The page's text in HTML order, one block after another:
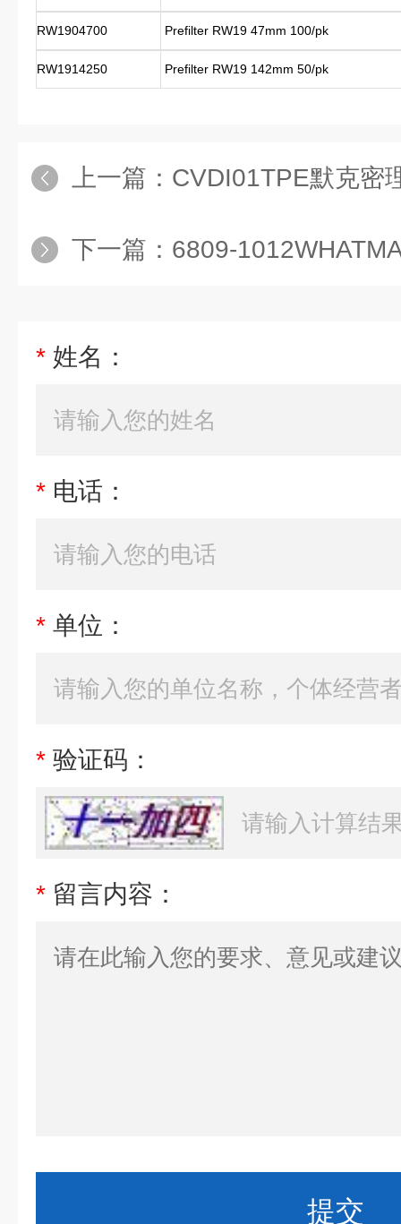
RW1904700 Prefilter RW19 47mm 100/pk
RW1914250 Prefilter RW19 142mm 50/pk
上一篇： CVDI01TPE默克密理博Durapore
下一篇： 6809-1012WHATMAN Ano*0针头
* 姓名：
* 电话：
* 单位：
* 验证码：
* 留言内容：